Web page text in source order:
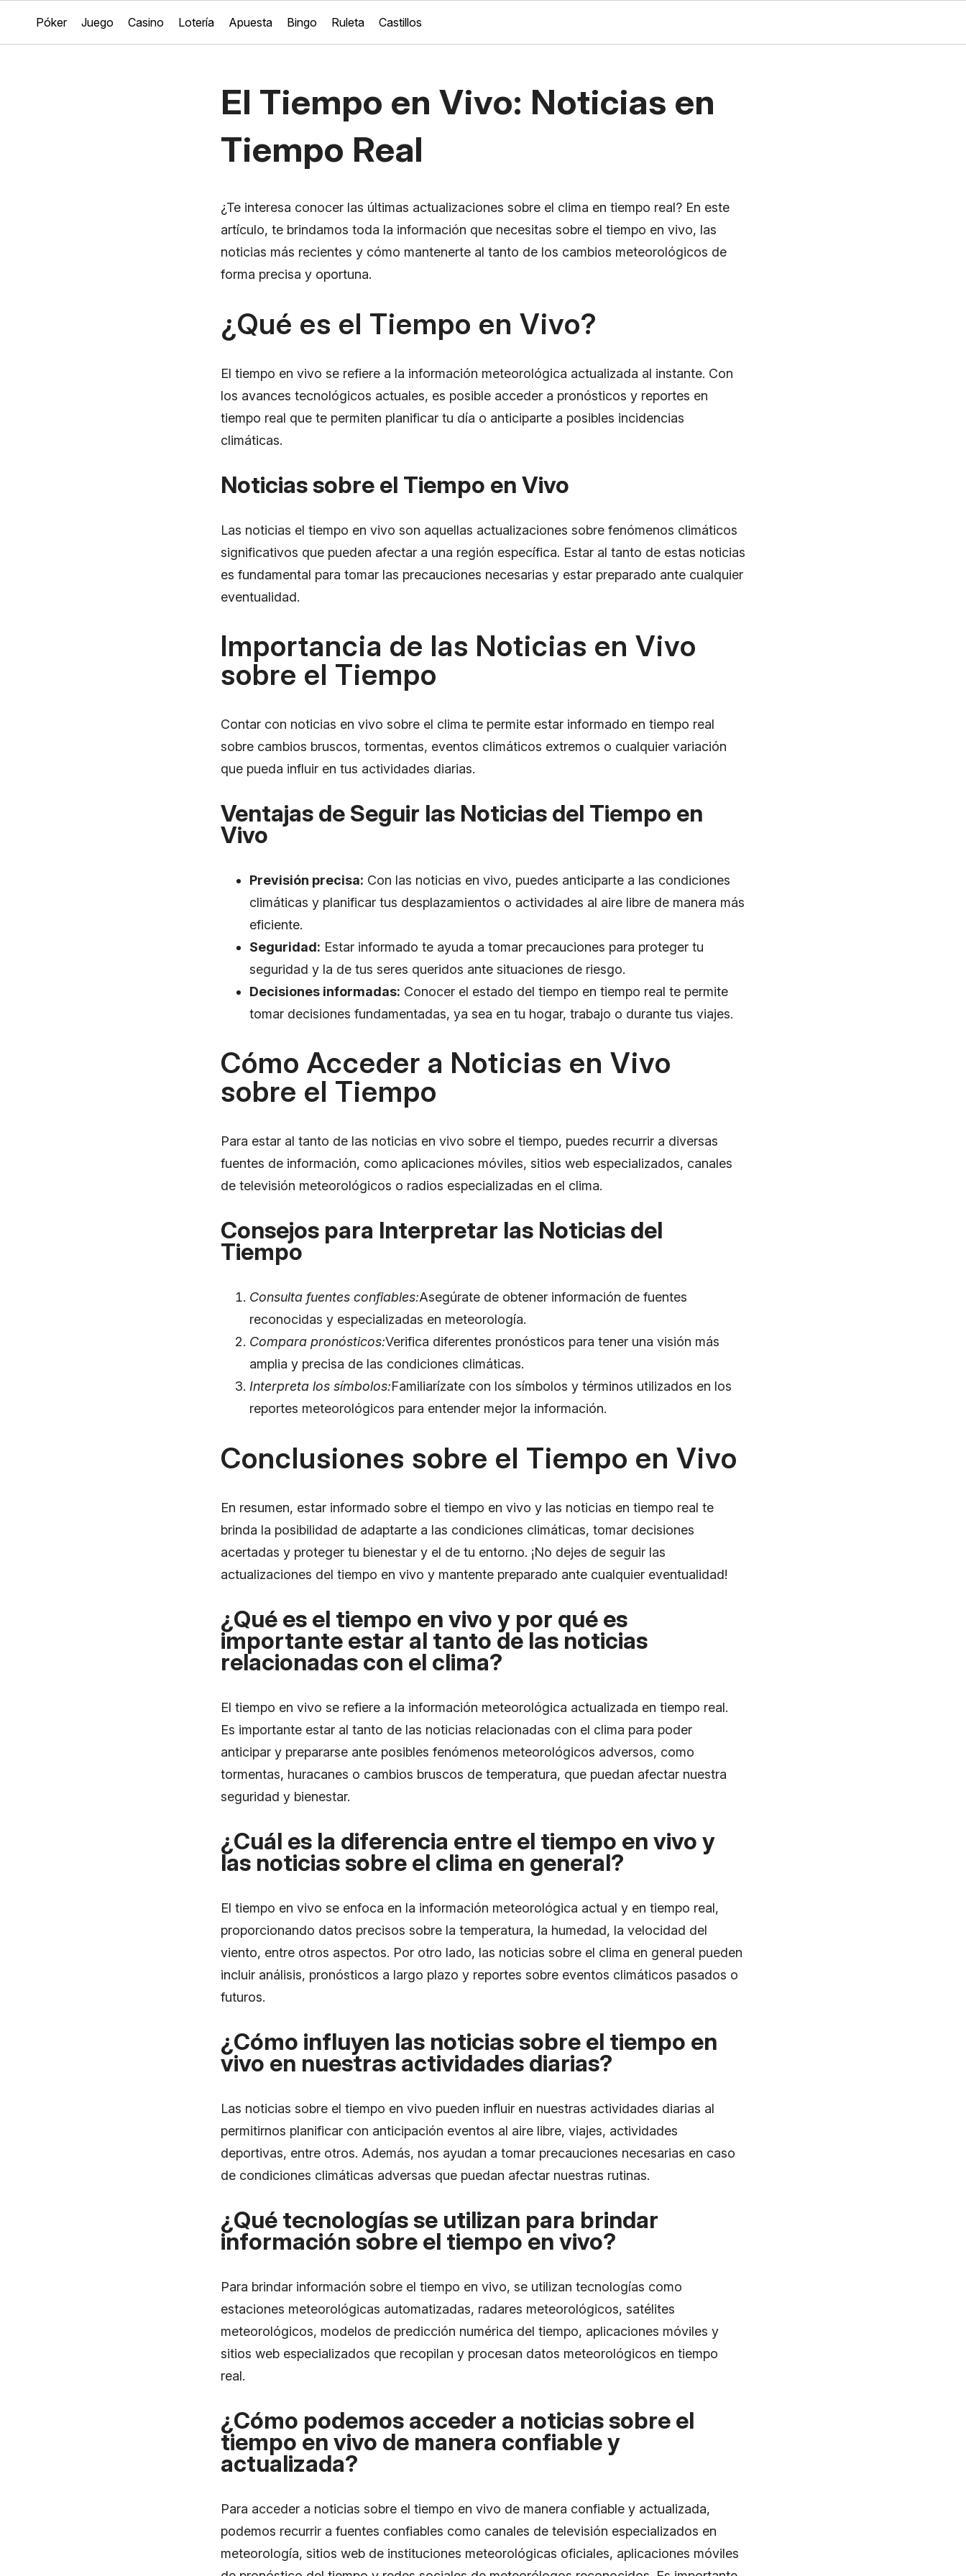
Póker Juego Casino Lotería Apuesta Bingo Ruleta Castillos
El Tiempo en Vivo: Noticias en
Tiempo Real
¿Te interesa conocer las últimas actualizaciones sobre el clima en tiempo real? En este
artículo, te brindamos toda la información que necesitas sobre el tiempo en vivo, las
noticias más recientes y cómo mantenerte al tanto de los cambios meteorológicos de
forma precisa y oportuna.
¿Qué es el Tiempo en Vivo?
El tiempo en vivo se refiere a la información meteorológica actualizada al instante. Con
los avances tecnológicos actuales, es posible acceder a pronósticos y reportes en
tiempo real que te permiten planificar tu día o anticiparte a posibles incidencias
climáticas.
Noticias sobre el Tiempo en Vivo
Las noticias el tiempo en vivo son aquellas actualizaciones sobre fenómenos climáticos
significativos que pueden afectar a una región específica. Estar al tanto de estas noticias
es fundamental para tomar las precauciones necesarias y estar preparado ante cualquier
eventualidad.
Importancia de las Noticias en Vivo
sobre el Tiempo
Contar con noticias en vivo sobre el clima te permite estar informado en tiempo real
sobre cambios bruscos, tormentas, eventos climáticos extremos o cualquier variación
que pueda influir en tus actividades diarias.
Ventajas de Seguir las Noticias del Tiempo en
Vivo
Previsión precisa: Con las noticias en vivo, puedes anticiparte a las condiciones
climáticas y planificar tus desplazamientos o actividades al aire libre de manera más
eficiente.
Seguridad: Estar informado te ayuda a tomar precauciones para proteger tu
seguridad y la de tus seres queridos ante situaciones de riesgo.
Decisiones informadas: Conocer el estado del tiempo en tiempo real te permite
tomar decisiones fundamentadas, ya sea en tu hogar, trabajo o durante tus viajes.
Cómo Acceder a Noticias en Vivo
sobre el Tiempo
Para estar al tanto de las noticias en vivo sobre el tiempo, puedes recurrir a diversas
fuentes de información, como aplicaciones móviles, sitios web especializados, canales
de televisión meteorológicos o radios especializadas en el clima.
Consejos para Interpretar las Noticias del
Tiempo
Consulta fuentes confiables:Asegúrate de obtener información de fuentes
reconocidas y especializadas en meteorología.
Compara pronósticos:Verifica diferentes pronósticos para tener una visión más
amplia y precisa de las condiciones climáticas.
Interpreta los símbolos:Familiarízate con los símbolos y términos utilizados en los
reportes meteorológicos para entender mejor la información.
Conclusiones sobre el Tiempo en Vivo
En resumen, estar informado sobre el tiempo en vivo y las noticias en tiempo real te
brinda la posibilidad de adaptarte a las condiciones climáticas, tomar decisiones
acertadas y proteger tu bienestar y el de tu entorno. ¡No dejes de seguir las
actualizaciones del tiempo en vivo y mantente preparado ante cualquier eventualidad!
¿Qué es el tiempo en vivo y por qué es
importante estar al tanto de las noticias
relacionadas con el clima?
El tiempo en vivo se refiere a la información meteorológica actualizada en tiempo real.
Es importante estar al tanto de las noticias relacionadas con el clima para poder
anticipar y prepararse ante posibles fenómenos meteorológicos adversos, como
tormentas, huracanes o cambios bruscos de temperatura, que puedan afectar nuestra
seguridad y bienestar.
¿Cuál es la diferencia entre el tiempo en vivo y
las noticias sobre el clima en general?
El tiempo en vivo se enfoca en la información meteorológica actual y en tiempo real,
proporcionando datos precisos sobre la temperatura, la humedad, la velocidad del
viento, entre otros aspectos. Por otro lado, las noticias sobre el clima en general pueden
incluir análisis, pronósticos a largo plazo y reportes sobre eventos climáticos pasados o
futuros.
¿Cómo influyen las noticias sobre el tiempo en
vivo en nuestras actividades diarias?
Las noticias sobre el tiempo en vivo pueden influir en nuestras actividades diarias al
permitirnos planificar con anticipación eventos al aire libre, viajes, actividades
deportivas, entre otros. Además, nos ayudan a tomar precauciones necesarias en caso
de condiciones climáticas adversas que puedan afectar nuestras rutinas.
¿Qué tecnologías se utilizan para brindar
información sobre el tiempo en vivo?
Para brindar información sobre el tiempo en vivo, se utilizan tecnologías como
estaciones meteorológicas automatizadas, radares meteorológicos, satélites
meteorológicos, modelos de predicción numérica del tiempo, aplicaciones móviles y
sitios web especializados que recopilan y procesan datos meteorológicos en tiempo
real.
¿Cómo podemos acceder a noticias sobre el
tiempo en vivo de manera confiable y
actualizada?
Para acceder a noticias sobre el tiempo en vivo de manera confiable y actualizada,
podemos recurrir a fuentes confiables como canales de televisión especializados en
meteorología, sitios web de instituciones meteorológicas oficiales, aplicaciones móviles